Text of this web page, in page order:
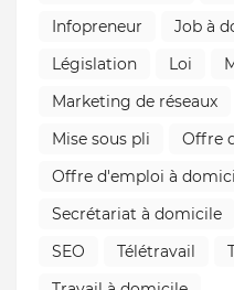
Infopreneur
Job à
Législation
Loi
Marketing de réseaux
Mise sous pli
Offre
Offre d'emploi à
Secrétariat à domicile
SEO
Télétravail